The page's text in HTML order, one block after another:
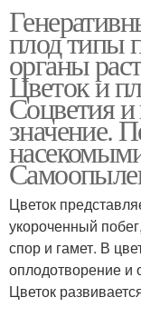
плод типы
органы
Цветок и
Соцветия и
значение.
Цветок
укороченный
спор и гамет. В
оплодотворение и
Цветок